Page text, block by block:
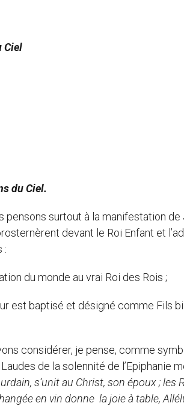
Ciel
du Ciel.
surtout à la manifestation de
devant le Roi Enfant et
:
du monde au vrai Roi des Rois ;
est baptisé et désigné comme Fils
considérer, je pense, comme
de la solennité de l’Epiphanie
s’unit au Christ, son époux ; les
en vin donne la joie à table,